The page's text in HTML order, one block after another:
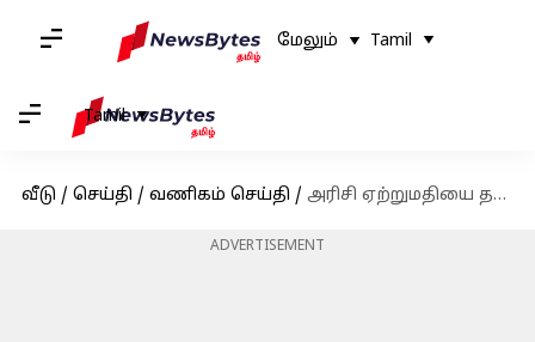
மேலும் Tamil
Tamil
வீடு / செய்தி / வணிகம் செய்தி / அரிசி ஏற்றுமதியை தடை செய்திருக்கும் இந்தியா.. உலகளவில் உயரும் அரிசி விலை!
ADVERTISEMENT